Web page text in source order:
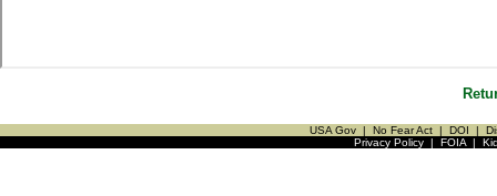
USA Gov | No Fear Act | DOI |
Privacy Policy| FOIA|